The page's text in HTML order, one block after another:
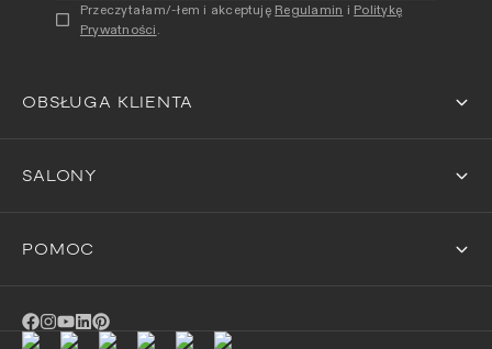
OBSŁUGA KLIENTA
SALONY
POMOC
Przeczytałam/-łem i akceptuję Regulamin i Politykę
Prywatności .